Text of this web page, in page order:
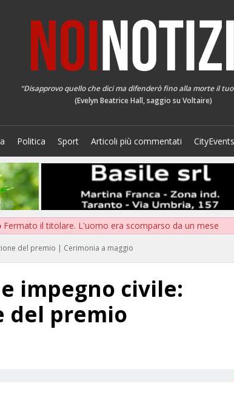
“Disapprovo quello che dici ma difenderò fino alla morte il
(Evelyn Beatrice Hall, saggio su Voltaire)
Politica Sport Articoli più commentati CityEvents
Fermato il titolare. L'uomo era scomparso da un mese
del premio | Cerimonia a maggio
impegno civile:
del premio